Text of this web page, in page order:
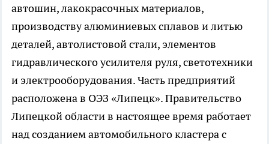
автошин, лакокрасочных материалов,
производству алюминиевых сплавов и литью
деталей, автолистовой стали, элементов
гидравлического усилителя руля, светотехники
и электрооборудования. Часть предприятий
расположена в ОЭЗ «Липецк». Правительство
Липецкой области в настоящее время работает
над созданием автомобильного кластера с